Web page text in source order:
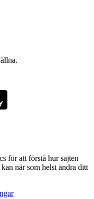
för att förstå hur sajten
när som helst ändra ditt